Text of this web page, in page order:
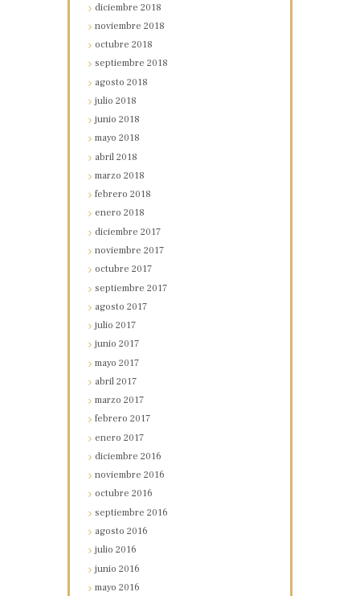
diciembre2018
noviembre2018
octubre2018
septiembre2018
agosto2018
julio2018
junio2018
mayo2018
abril2018
marzo2018
febrero2018
enero2018
diciembre2017
noviembre2017
octubre2017
septiembre2017
agosto2017
julio2017
junio2017
mayo2017
abril2017
marzo2017
febrero2017
enero2017
diciembre2016
noviembre2016
octubre2016
septiembre2016
agosto2016
julio2016
junio2016
mayo2016